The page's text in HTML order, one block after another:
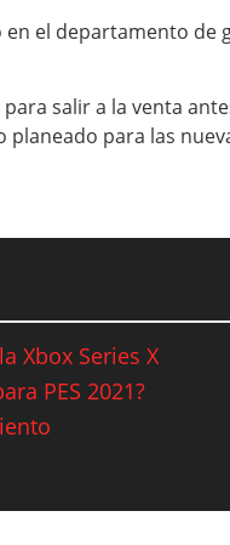
en el departamento
salir a la venta
para las
Xbox Series X
PES 2021?